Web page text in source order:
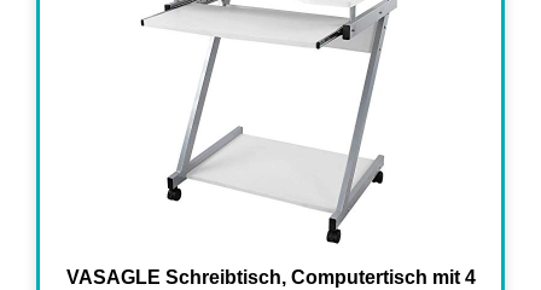
VASAGLE Schreibtisch, Computertisch mit 4